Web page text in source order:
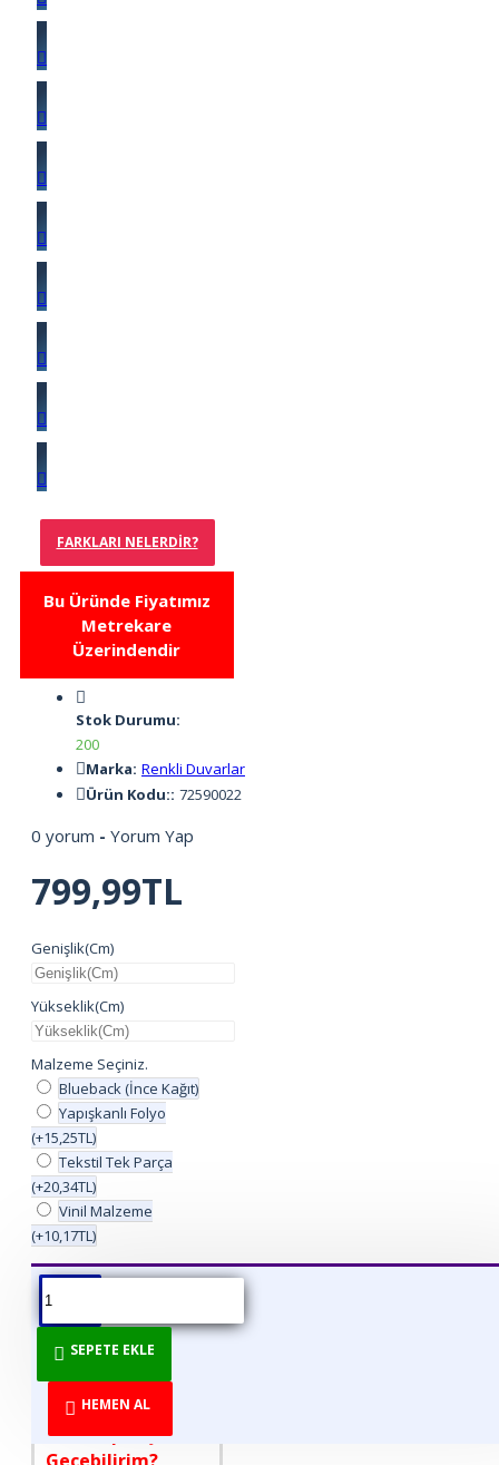
FARKLARI NELERDIR?
Bu Üründe Fiyatımız
Metrekare
Üzerindendir
Stok Durumu:
200
Marka: Renkli Duvarlar
Ürün Kodu:: 72590022
0 yorum - Yorum Yap
799,99TL
Genişlik(Cm)
Yükseklik(Cm)
Malzeme Seçiniz.
Blueback (İnce Kağıt)
Yapışkanlı Folyo
(+15,25TL)
Tekstil Tek Parça
(+20,34TL)
Vinil Malzeme
(+10,17TL)
SEPETE EKLE
HEMEN AL
ÜRÜN BILGISI ÜRÜN YORUMLARI
DİREKT ÜRETİCİDEN
TÜKETİCİYE!
Nasıl Sipariş